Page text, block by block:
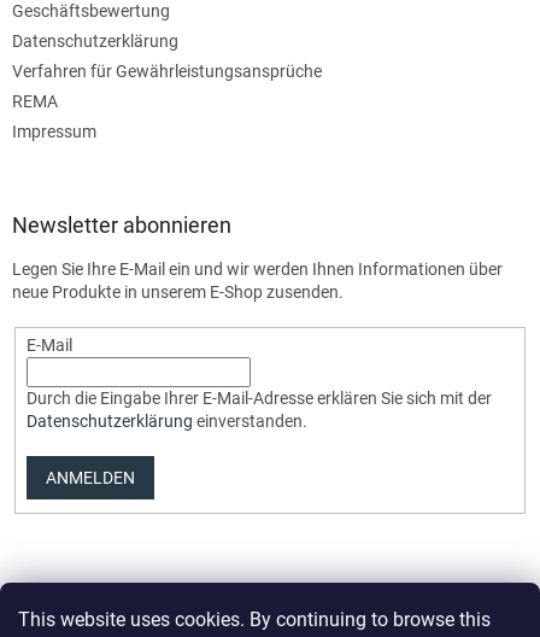
This website uses cookies. By continuing to browse this
Geschäftsbewertung
Datenschutzerklärung
Verfahren für Gewährleistungsansprüche
REMA
Impressum
Newsletter abonnieren
Legen Sie Ihre E-Mail ein und wir werden Ihnen Informationen über
neue Produkte in unserem E-Shop zusenden.
E-Mail
Durch die Eingabe Ihrer E-Mail-Adresse erklären Sie sich mit der
Datenschutzerklärung einverstanden.
ANMELDEN